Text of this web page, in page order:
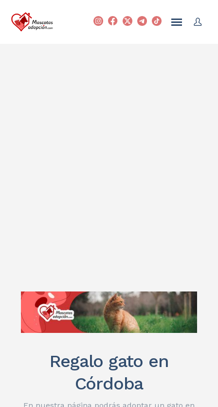
Regalo gato en
Córdoba
En nuestra página podrás adoptar un gato en